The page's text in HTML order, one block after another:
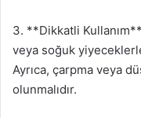
3. **Dikkatli
veya soğuk
Ayrıca, çarpma veya
olunmalıdır.